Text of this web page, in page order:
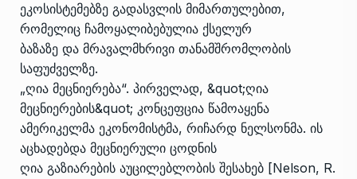
ეკოსისტემებზე გადასვლის მიმართულებით,
რომელიც ჩამოყალიბებულია ქსელურ
ბაზაზე და მრავალმხრივი თანამშრომლობის
საფუძველზე.
„ღია მეცნიერება“. პირველად, &quot;ღია
მეცნიერების&quot; კონცეფცია წამოაყენა
ამერიკელმა ეკონომისტმა, რიჩარდ ნელსონმა. ის
აცხადებდა მეცნიერული ცოდნის
ღია გაზიარების აუცილებლობის შესახებ [Nelson, R.